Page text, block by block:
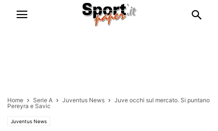
Home Serie A Juventus News
Juve occhi sul mercato. Si puntano
Pereyra e Savic
Juventus News